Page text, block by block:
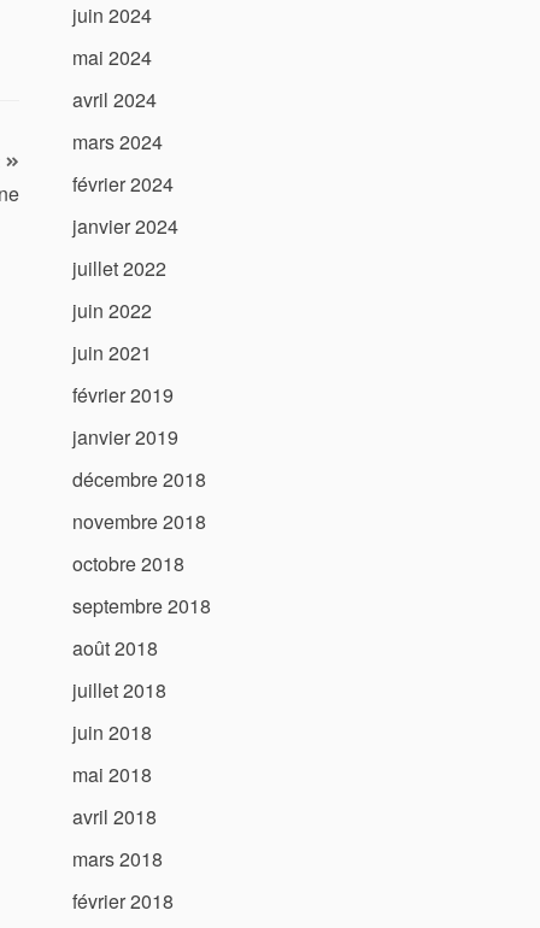
juin 2024
mai 2024
avril 2024
mars 2024
février 2024
janvier 2024
juillet 2022
juin 2022
juin 2021
février 2019
janvier 2019
décembre 2018
novembre 2018
octobre 2018
septembre 2018
août 2018
juillet 2018
juin 2018
mai 2018
avril 2018
mars 2018
février 2018